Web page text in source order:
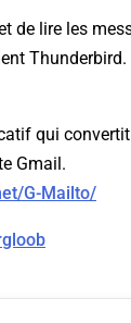
de lire les
Thunderbird.
qui
Gmail.
G-Mailto/